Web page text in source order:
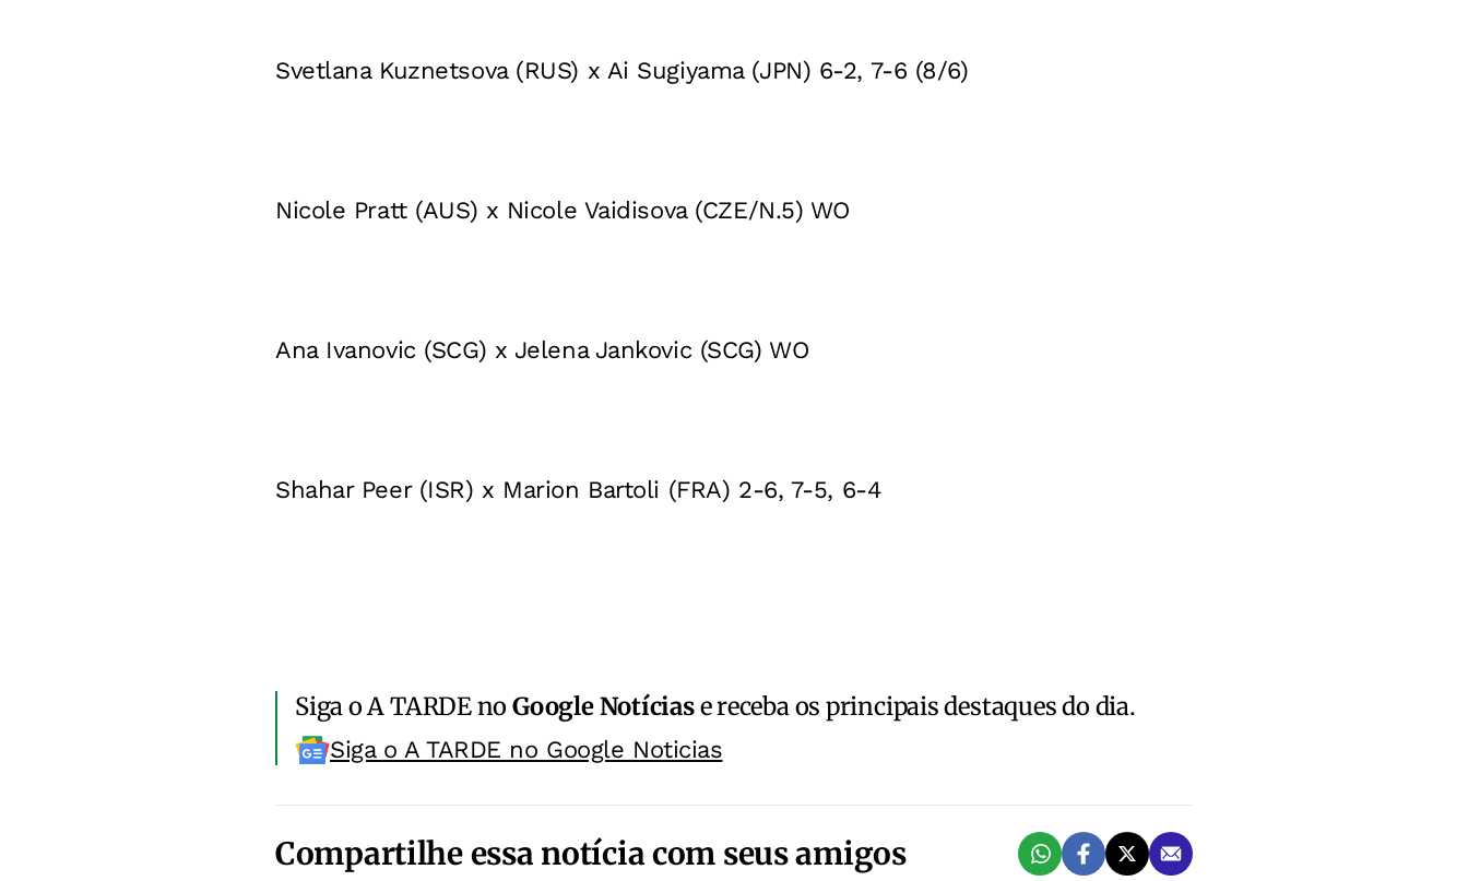
Svetlana Kuznetsova (RUS) x Ai Sugiyama (JPN) 6-2, 7-6 (8/6)
Nicole Pratt (AUS) x Nicole Vaidisova (CZE/N.5) WO
Ana Ivanovic (SCG) x Jelena Jankovic (SCG) WO
Shahar Peer (ISR) x Marion Bartoli (FRA) 2-6, 7-5, 6-4
Siga o A TARDE noGoogle Notíciase receba os principais destaques do dia.
Siga o A TARDE no Google Noticias
Compartilhe essa notícia com seus amigos